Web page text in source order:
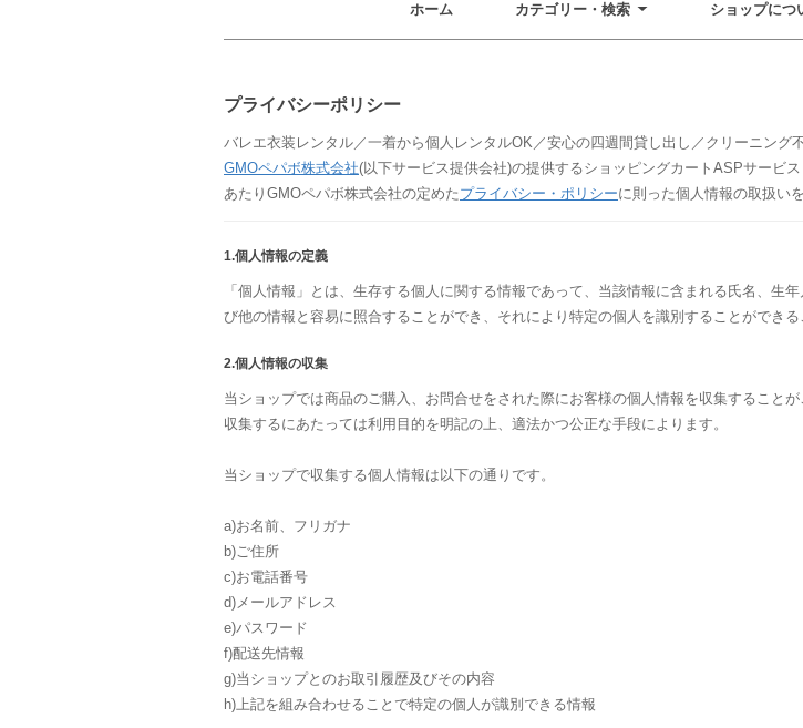
ホーム カテゴリー・検索 ショップにつ
プライバシーポリシー
バレエ衣装レンタル／一着から個人レンタルOK／安心の四週間貸し出し／クリーニング
GMOペパボ株式会社(以下サービス提供会社)の提供するショッピングカートASPサービ
あたりGMOペパボ株式会社の定めたプライバシー・ポリシーに則った個人情報の取扱い
1.個人情報の定義
「個人情報」とは、生存する個人に関する情報であって、当該情報に含まれる氏名、生
び他の情報と容易に照合することができ、それにより特定の個人を識別することができる
2.個人情報の収集
当ショップでは商品のご購入、お問合せをされた際にお客様の個人情報を収集することが
収集するにあたっては利用目的を明記の上、適法かつ公正な手段によります。
当ショップで収集する個人情報は以下の通りです。
a)お名前、フリガナ
b)ご住所
c)お電話番号
d)メールアドレス
e)パスワード
f)配送先情報
g)当ショップとのお取引履歴及びその内容
h)上記を組み合わせることで特定の個人が識別できる情報